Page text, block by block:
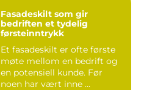
Fasadeskilt som gir
bedriften et tydelig
førsteinntrykk
Et fasadeskilt er ofte første
møte mellom en bedrift og
en potensiell kunde. Før
noen har vært inne ...